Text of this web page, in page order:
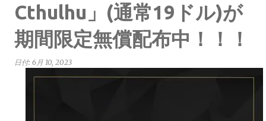
Cthulhu」(通常19ドル)が
期間限定無償配布中！！！
日付: 6月 10, 2023